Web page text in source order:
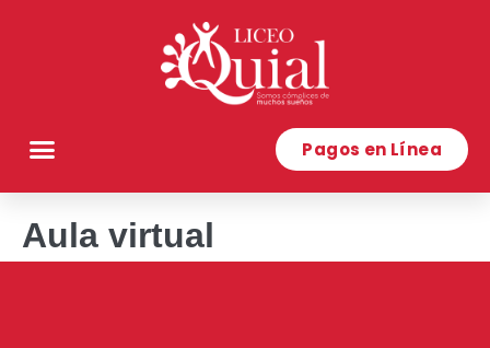
Pagos en Línea
Aula virtual